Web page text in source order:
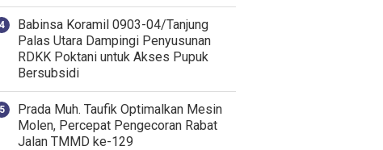
‎Babinsa Koramil 0903-04/Tanjung
Palas Utara Dampingi Penyusunan
RDKK Poktani untuk Akses Pupuk
Bersubsidi
Prada Muh. Taufik Optimalkan Mesin
Molen, Percepat Pengecoran Rabat
Jalan TMMD ke-129